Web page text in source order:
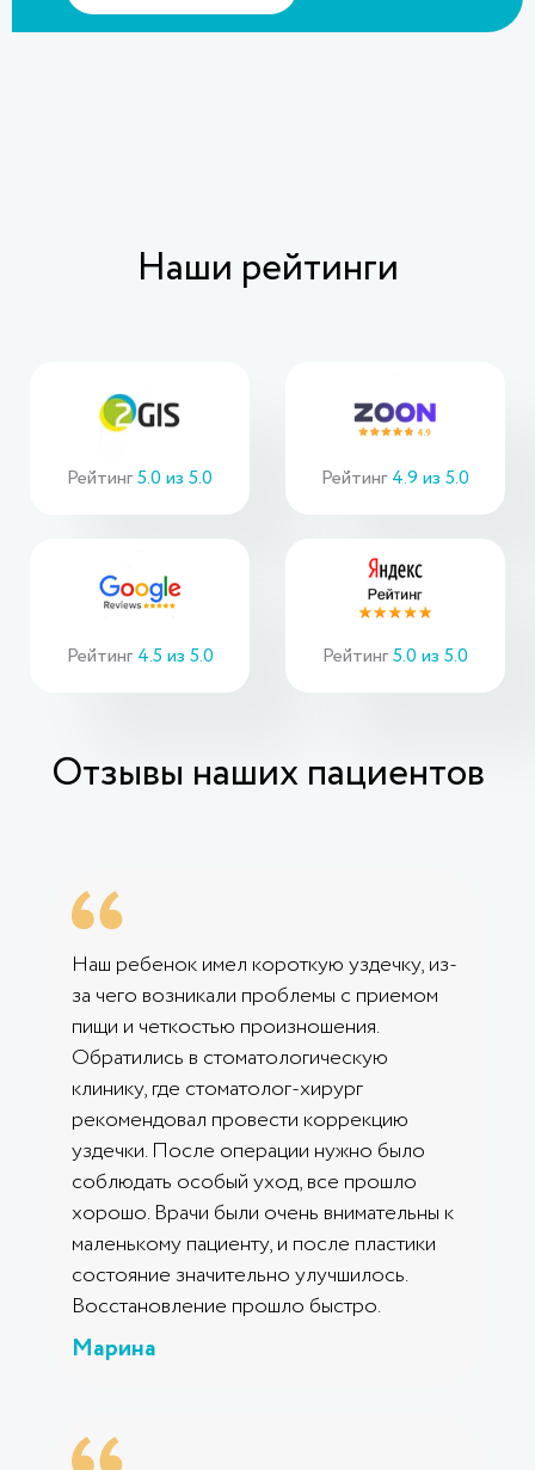
Наши рейтинги
Рейтинг5.0 из 5.0 Рейтинг 4.9 из 5.0
Рейтинг 4.5 из 5.0 Рейтинг5.0 из 5.0
Отзывы наших пациентов
Наш ребенок имел короткую уздечку, из-
за чего возникали проблемы с приемом
пищи и четкостью произношения.
Обратились в стоматологическую
клинику, где стоматолог-хирург
рекомендовал провести коррекцию
уздечки. После операции нужно было
соблюдать особый уход, все прошло
хорошо. Врачи были очень внимательны к
маленькому пациенту, и после пластики
состояние значительно улучшилось.
Восстановление прошло быстро.
Марина